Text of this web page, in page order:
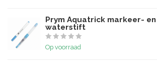
Prym Aquatrick markeer- en
waterstift
Op voorraad